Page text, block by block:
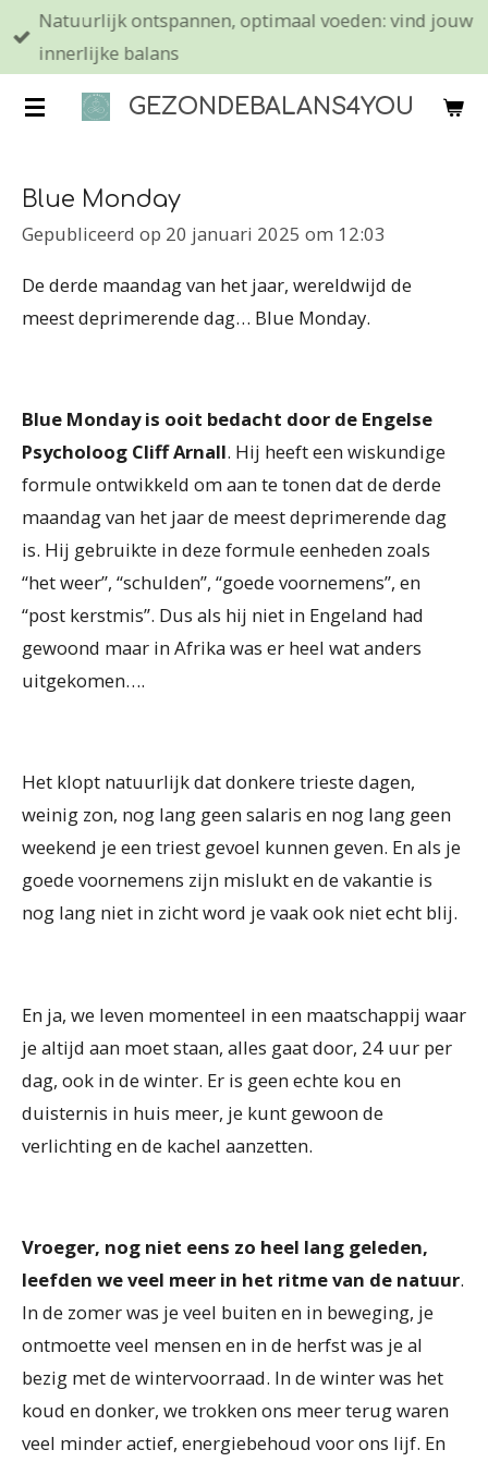
Ga
direct
de
GEZONDEBALANS4YOU
Natuurlijk ontspannen, optimaal voeden: vind jouw
innerlijke balans
Blue Monday
Gepubliceerd op 20 januari 2025 om 12:03
De derde maandag van het jaar, wereldwijd de
meest deprimerende dag… Blue Monday.
Blue Monday is ooit bedacht door de Engelse
Psycholoog Cliff Arnall. Hij heeft een wiskundige
formule ontwikkeld om aan te tonen dat de derde
maandag van het jaar de meest deprimerende dag
is. Hij gebruikte in deze formule eenheden zoals
“het weer”, “schulden”, “goede voornemens”, en
“post kerstmis”. Dus als hij niet in Engeland had
gewoond maar in Afrika was er heel wat anders
uitgekomen….
Het klopt natuurlijk dat donkere trieste dagen,
weinig zon, nog lang geen salaris en nog lang geen
weekend je een triest gevoel kunnen geven. En als je
goede voornemens zijn mislukt en de vakantie is
nog lang niet in zicht word je vaak ook niet echt blij.
En ja, we leven momenteel in een maatschappij waar
je altijd aan moet staan, alles gaat door, 24 uur per
dag, ook in de winter. Er is geen echte kou en
duisternis in huis meer, je kunt gewoon de
verlichting en de kachel aanzetten.
Vroeger, nog niet eens zo heel lang geleden,
leefden we veel meer in het ritme van de natuur.
In de zomer was je veel buiten en in beweging, je
ontmoette veel mensen en in de herfst was je al
bezig met de wintervoorraad. In de winter was het
koud en donker, we trokken ons meer terug waren
veel minder actief, energiebehoud voor ons lijf. En